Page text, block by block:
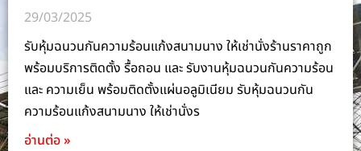
29/03/2025
รับหุ้มฉนวนกันความร้อนแก้งสนามนาง ให้เช่านั่งร้านราคาถูก
พร้อมบริการติดตั้ง รื้อถอน และ รับงานหุ้มฉนวนกันความร้อน
และ ความเย็น พร้อมติดตั้งแผ่นอลูมิเนียม รับหุ้มฉนวนกัน
ความร้อนแก้งสนามนาง ให้เช่านั่งร
อ่านต่อ »